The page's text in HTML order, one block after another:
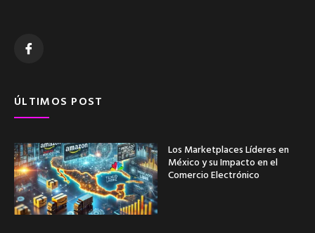
ÚLTIMOS POST
Los Marketplaces Líderes en
México y su Impacto en el
Comercio Electrónico